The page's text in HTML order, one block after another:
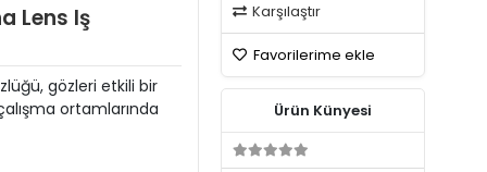
Lens Iş
gözleri etkili bir
ortamlarında
Karşılaştır
Favorilerime ekle
Ürün Künyesi